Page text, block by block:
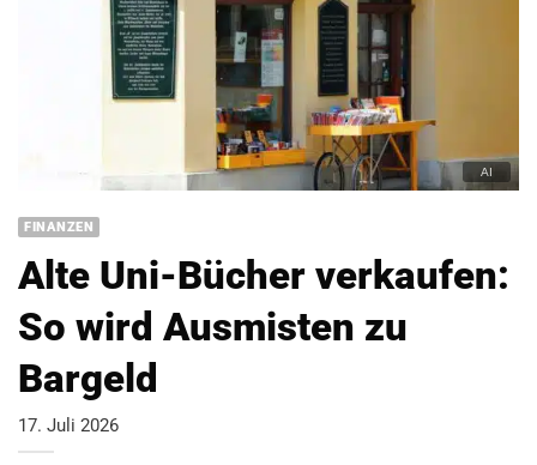
FINANZEN
Alte Uni-Bücher verkaufen:
So wird Ausmisten zu
Bargeld
17. Juli 2026